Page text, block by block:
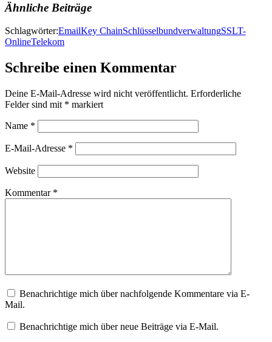
Ähnliche Beiträge
Schlagwörter:EmailKey ChainSchlüsselbundverwaltungSSLT-
OnlineTelekom
Schreibe einen Kommentar
Deine E-Mail-Adresse wird nicht veröffentlicht. Erforderliche
Felder sind mit * markiert
Name *
E-Mail-Adresse *
Website
Kommentar *
Benachrichtige mich über nachfolgende Kommentare via E-
Mail.
Benachrichtige mich über neue Beiträge via E-Mail.